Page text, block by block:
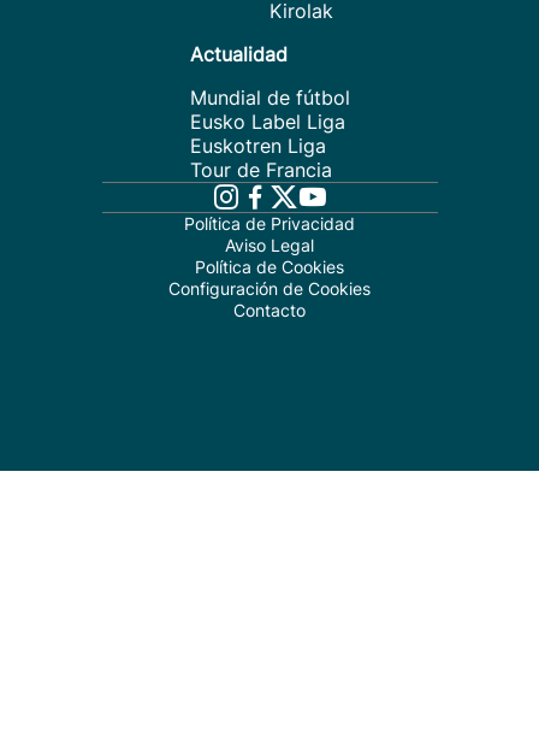
Kirolak
Actualidad
Mundial de fútbol
Eusko Label Liga
Euskotren Liga
Tour de Francia
Política de Privacidad
Aviso Legal
Política de Cookies
Configuración de Cookies
Contacto